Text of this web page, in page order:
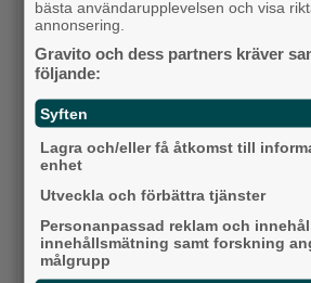
Socialdemokraterna
Moderaterna
Vänsterpartiet
Sverigedemokraterna
Miljöpartiet
Kristdemokraterna
bästa användarupplevelsen och visa
annonsering.
Gravito och dess partners kräver
följande:
Syften
Lagra och/eller få åtkomst till
enhet
Utveckla och förbättra tjänster
Personanpassad reklam och
innehållsmätning samt forskning
målgrupp